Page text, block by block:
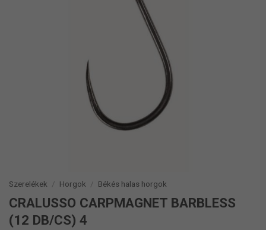
Szerelékek / Horgok / Békés halas horgok
CRALUSSO CARPMAGNET BARBLESS
(12 DB/CS) 4